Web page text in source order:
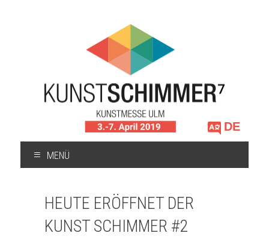
Sprache
auswählen
MENÜ
SPRINGEN
HEUTE ERÖFFNET DER
KUNST SCHIMMER #2